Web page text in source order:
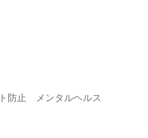
防止 メンタルヘルス